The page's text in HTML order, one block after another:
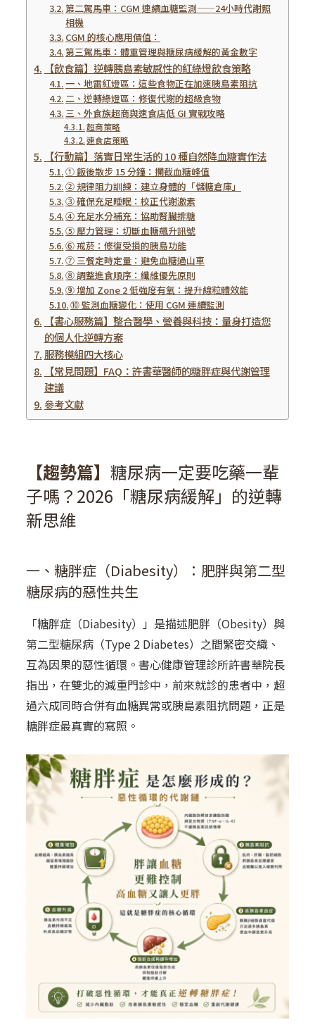
第二駕馬車：CGM 連續血糖監測——24小時代謝照
相機
CGM 的核心應用價值：
第三駕馬車：體重管理與糖尿病緩解的黃金數字
【飲食篇】逆轉胰島素敏感性的紅綠燈飲食策略
一、地雷紅燈區：這些食物正在加速胰島素阻抗
二、逆轉綠燈區：修復代謝的超級食物
三、外食族超商與速食店低 GI 實戰攻略
超商策略
速食店策略
【行動篇】落實日常生活的 10 種自然降血糖實作法
① 飯後散步 15 分鐘：攔截血糖峰值
② 規律阻力訓練：建立身體的「儲糖倉庫」
③ 確保充足睡眠：校正代謝激素
④ 充足水分補充：協助腎臟排糖
⑤ 壓力管理：切斷血糖飆升訊號
⑥ 戒菸：修復受損的胰島功能
⑦ 三餐定時定量：避免血糖過山車
⑧ 調整進食順序：纖維優先原則
⑨ 增加 Zone 2 低強度有氧：提升線粒體效能
⑩ 監測血糖變化：使用 CGM 連續監測
【書心服務篇】整合醫學、營養與科技：量身打造您
的個人化逆轉方案
服務模組四大核心
【常見問題】FAQ：許書華醫師的糖胖症與代謝管理
建議
參考文獻
【趨勢篇】 糖尿病一定要吃藥一輩
子嗎？2026「糖尿病緩解」的逆轉
新思維
一、糖胖症（Diabesity）：肥胖與第二型
糖尿病的惡性共生
「糖胖症（Diabesity）」 是描述肥胖（Obesity）與
第二型糖尿病（Type 2 Diabetes）之間緊密交織、
互為因果的惡性循環。書心健康管理診所許書華院長
指出，在雙北的減重門診中，前來就診的患者中，超
過六成同時合併有血糖異常或胰島素阻抗問題，正是
糖胖症最真實的寫照。